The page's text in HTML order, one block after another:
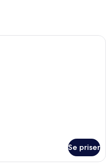
Ett modernt hotellrum med en stor
Se priser